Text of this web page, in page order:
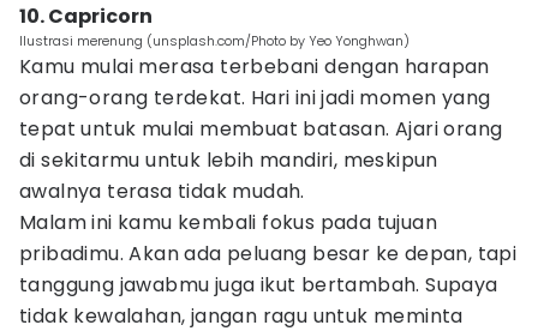
10. Capricorn
Ilustrasi merenung (unsplash.com/Photo by Yeo Yonghwan)
Kamu mulai merasa terbebani dengan harapan
orang-orang terdekat. Hari ini jadi momen yang
tepat untuk mulai membuat batasan. Ajari orang
di sekitarmu untuk lebih mandiri, meskipun
awalnya terasa tidak mudah.
Malam ini kamu kembali fokus pada tujuan
pribadimu. Akan ada peluang besar ke depan, tapi
tanggung jawabmu juga ikut bertambah. Supaya
tidak kewalahan, jangan ragu untuk meminta